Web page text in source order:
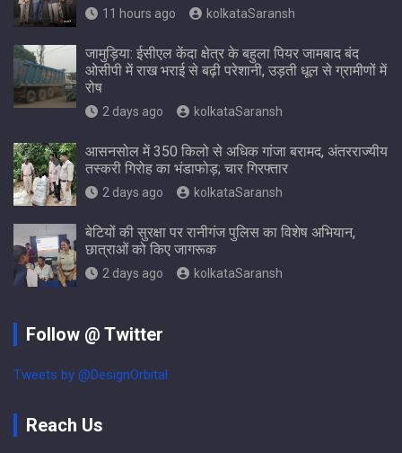
11 hours ago kolkataSaransh
जामुड़िया: ईसीएल केंदा क्षेत्र के बहुला पियर जामबाद बंद
ओसीपी में राख भराई से बढ़ी परेशानी, उड़ती धूल से ग्रामीणों में
रोष
2 days ago kolkataSaransh
आसनसोल में 350 किलो से अधिक गांजा बरामद, अंतरराज्यीय
तस्करी गिरोह का भंडाफोड़; चार गिरफ्तार
2 days ago kolkataSaransh
बेटियों की सुरक्षा पर रानीगंज पुलिस का विशेष अभियान,
छात्राओं को किए जागरूक
2 days ago kolkataSaransh
Follow @ Twitter
Tweets by @DesignOrbital
Reach Us